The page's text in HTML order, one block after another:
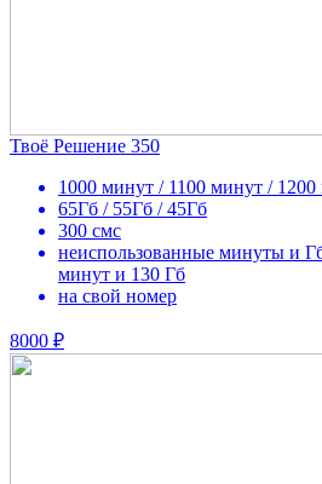
Твоё Решение 350
1000 минут / 1100 минут /
65Гб / 55Гб / 45Гб
300 смс
неиспользованные минуты и
минут и 130 Гб
на свой номер
8000 ₽